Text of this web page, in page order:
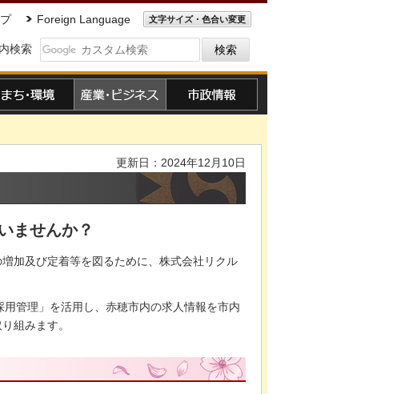
Foreign Language 文字サイズ・色合い変更
検索
更新日：2024年12月10日
ませんか？
加及び定着等を図るために、株式会社リクル
管理」を活用し、赤穂市内の求人情報を市内
組みます。